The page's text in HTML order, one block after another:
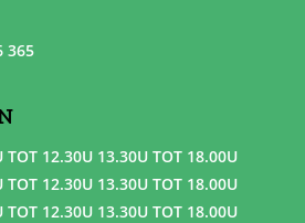
365
TOT 12.30U 13.30U TOT 18.00U
TOT 12.30U 13.30U TOT 18.00U
TOT 12.30U 13.30U TOT 18.00U